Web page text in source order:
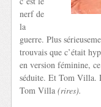
nerf de
la
guerre. Plus
trouvais que c’était
en version féminine,
séduite. Et Tom Villa.
Tom Villa(rires).